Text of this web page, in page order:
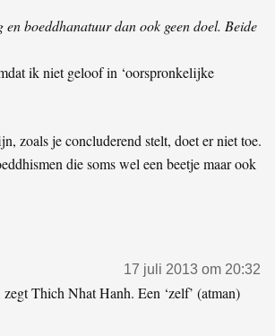
boeddhanatuur dan ook geen doel. Beide
ik niet geloof in ‘oorspronkelijke
zoals je concluderend stelt, doet er niet toe.
n die soms wel een beetje maar ook
17 juli 2013 om 20:32
Thich Nhat Hanh. Een ‘zelf’ (atman)